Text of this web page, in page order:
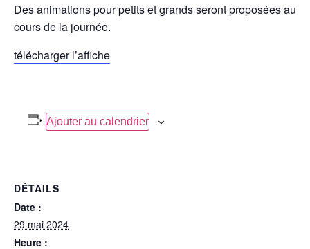
Des animations pour petits et grands seront proposées au
cours de la journée.
télécharger l’affiche
Ajouter au calendrier
DÉTAILS
Date :
29 mai 2024
Heure :